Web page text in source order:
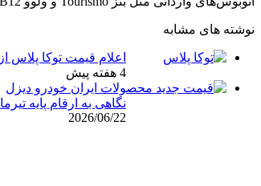
نوشته های مشابه
اعلام قیمت توکا پلاس از
4 هفته پیش
نگاهی به ارقام پایه تیرماه
2026/06/22